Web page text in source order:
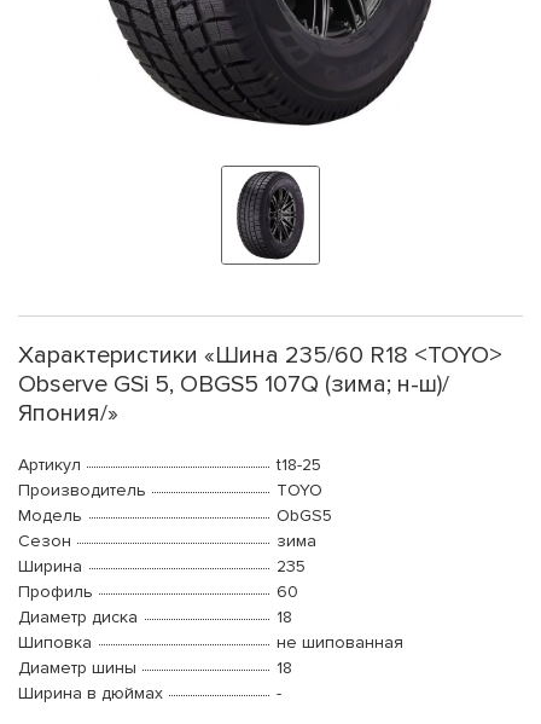
Характеристики «Шина 235/60 R18 <TOYO>
Observe GSi 5, OBGS5 107Q (зима; н-ш)/
Япония/»
Артикул
t18-25
Производитель
TOYO
Модель
ObGS5
Сезон
зима
Ширина
235
Профиль
60
Диаметр диска
18
Шиповка
не шипованная
Диаметр шины
18
Ширина в дюймах
-